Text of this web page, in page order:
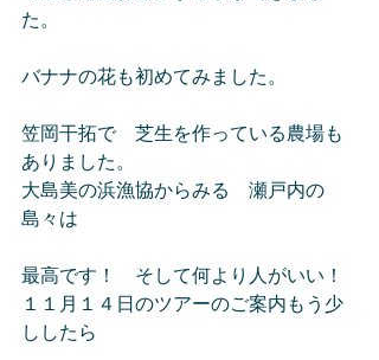
た。
バナナの花も初めてみました。
笠岡干拓で　芝生を作っている農場も
ありました。
大島美の浜漁協からみる　瀬戸内の
島々は
最高です！　そして何より人がいい！
１１月１４日のツアーのご案内もう少
ししたら